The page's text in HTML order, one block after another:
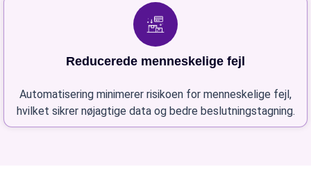
Reducerede menneskelige fejl
Automatisering minimerer risikoen for menneskelige fejl,
hvilket sikrer nøjagtige data og bedre beslutningstagning.